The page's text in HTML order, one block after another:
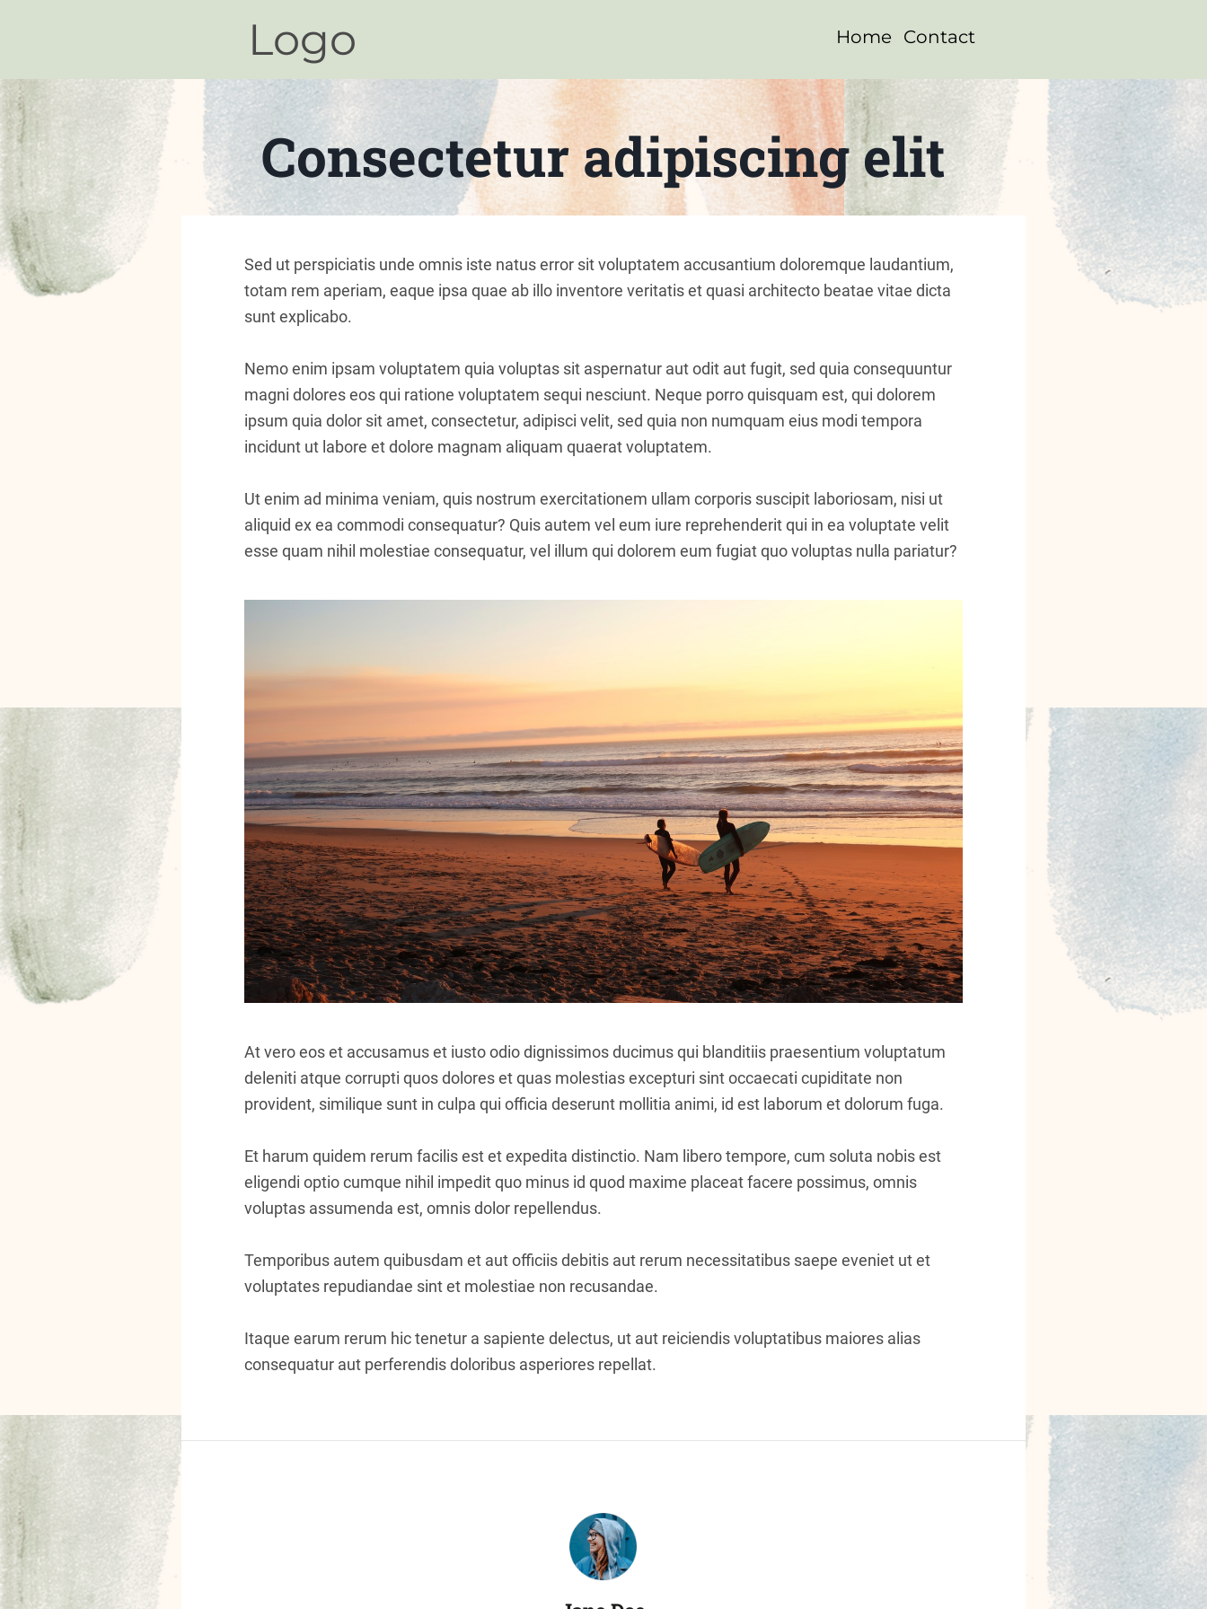
Logo Home Contact
Consectetur adipiscing elit
Sed ut perspiciatis unde omnis iste natus error sit voluptatem accusantium doloremque laudantium,
totam rem aperiam, eaque ipsa quae ab illo inventore veritatis et quasi architecto beatae vitae dicta
sunt explicabo.
Nemo enim ipsam voluptatem quia voluptas sit aspernatur aut odit aut fugit, sed quia consequuntur
magni dolores eos qui ratione voluptatem sequi nesciunt. Neque porro quisquam est, qui dolorem
ipsum quia dolor sit amet, consectetur, adipisci velit, sed quia non numquam eius modi tempora
incidunt ut labore et dolore magnam aliquam quaerat voluptatem.
Ut enim ad minima veniam, quis nostrum exercitationem ullam corporis suscipit laboriosam, nisi ut
aliquid ex ea commodi consequatur? Quis autem vel eum iure reprehenderit qui in ea voluptate velit
esse quam nihil molestiae consequatur, vel illum qui dolorem eum fugiat quo voluptas nulla pariatur?
At vero eos et accusamus et iusto odio dignissimos ducimus qui blanditiis praesentium voluptatum
deleniti atque corrupti quos dolores et quas molestias excepturi sint occaecati cupiditate non
provident, similique sunt in culpa qui officia deserunt mollitia animi, id est laborum et dolorum fuga.
Et harum quidem rerum facilis est et expedita distinctio. Nam libero tempore, cum soluta nobis est
eligendi optio cumque nihil impedit quo minus id quod maxime placeat facere possimus, omnis
voluptas assumenda est, omnis dolor repellendus.
Temporibus autem quibusdam et aut officiis debitis aut rerum necessitatibus saepe eveniet ut et
voluptates repudiandae sint et molestiae non recusandae.
Itaque earum rerum hic tenetur a sapiente delectus, ut aut reiciendis voluptatibus maiores alias
consequatur aut perferendis doloribus asperiores repellat.